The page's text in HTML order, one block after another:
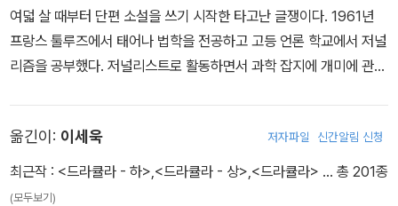
여덟 살 때부터 단편 소설을 쓰기 시작한 타고난 글쟁이다. 1961년
프랑스 툴루즈에서 태어나 법학을 전공하고 고등 언론 학교에서 저널
리즘을 공부했다. 저널리스트로 활동하면서 과학 잡지에 개미에 관한
소재로 한 『타나토노트』, 세계를 빚어내는 신들의 이야기 『신』, 제2
의 지구를 찾아 떠난 인류의 모험 『파피용』, 꿀벌이 사라진 지구를 구
하는 『꿀벌의 예언』, 세 혼종 인류와 그들을 창조한 알리스 카메러가
옮긴이: 이세욱 저자파일 신간알림 신청
최근작 : <드라큘라 - 하> <드라큘라 - 상> <드라큘라> … 총 201종
(모두보기)